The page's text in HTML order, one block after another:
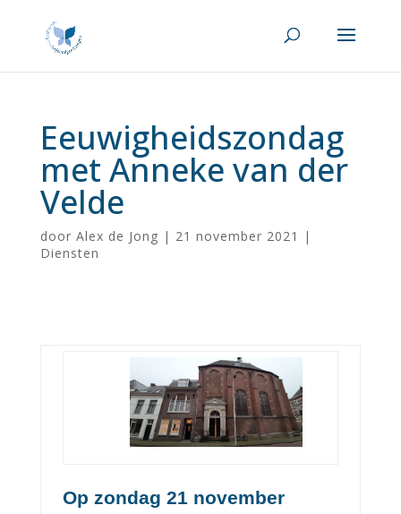
Eeuwigheidszondag
met Anneke van der
Velde
door Alex de Jong | 21 november 2021
|
Diensten
Op zondag 21 november